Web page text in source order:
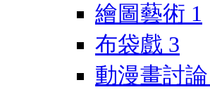
繪圖藝術 1
布袋戲 3
動漫畫討論